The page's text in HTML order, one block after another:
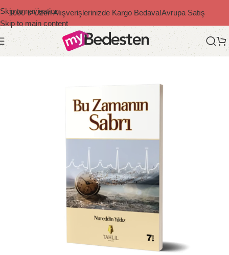
Skip to navigation
Skip to main content
1000 ₺ Üzeri Alışverişlerinizde Kargo Bedava!Avrupa Satış
Ana Sayfa Diğer Yazarlar